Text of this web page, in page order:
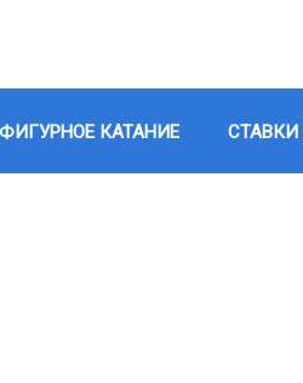
ФИГУРНОЕ КАТАНИЕ СТАВКИ